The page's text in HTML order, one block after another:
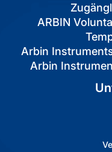
ARBIN
Arbin
Arbin